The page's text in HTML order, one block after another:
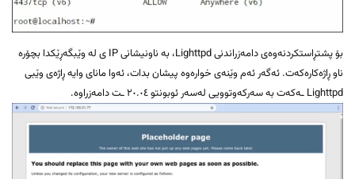
بۆ پشتڕاستکردنەوەی دامەزراندنی Lighttpd، بە ناونیشانی IP ی لە وێبگەڕێکدا بچۆرە
ناو ڕاژەکارەکەت. ئەگەر ئەم وێنەی خوارەوە پیشان بدات، ئەوا مانای وایە ڕاژەی وێبی
Lighttpd ـەکەت بە سەرکەوتوویی لەسەر ئوبونتو ٢٠.٠٤ ـت دامەزراوە.